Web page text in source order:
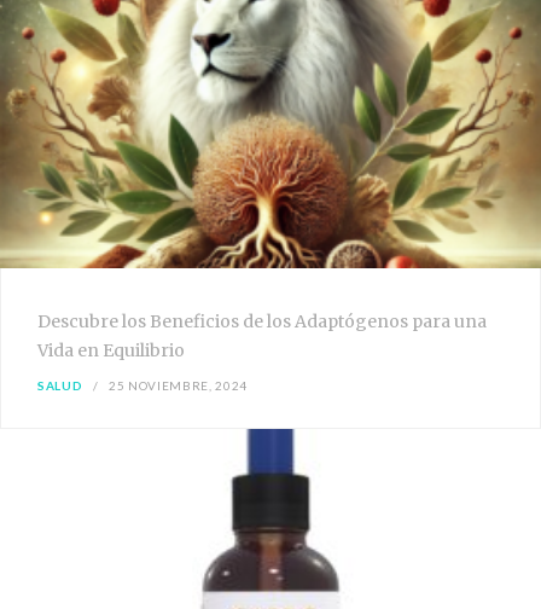
Descubre los Beneficios de los Adaptógenos para una
Vida en Equilibrio
SALUD 25 NOVIEMBRE, 2024